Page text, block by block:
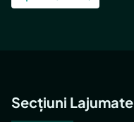
Secțiuni Lajumate